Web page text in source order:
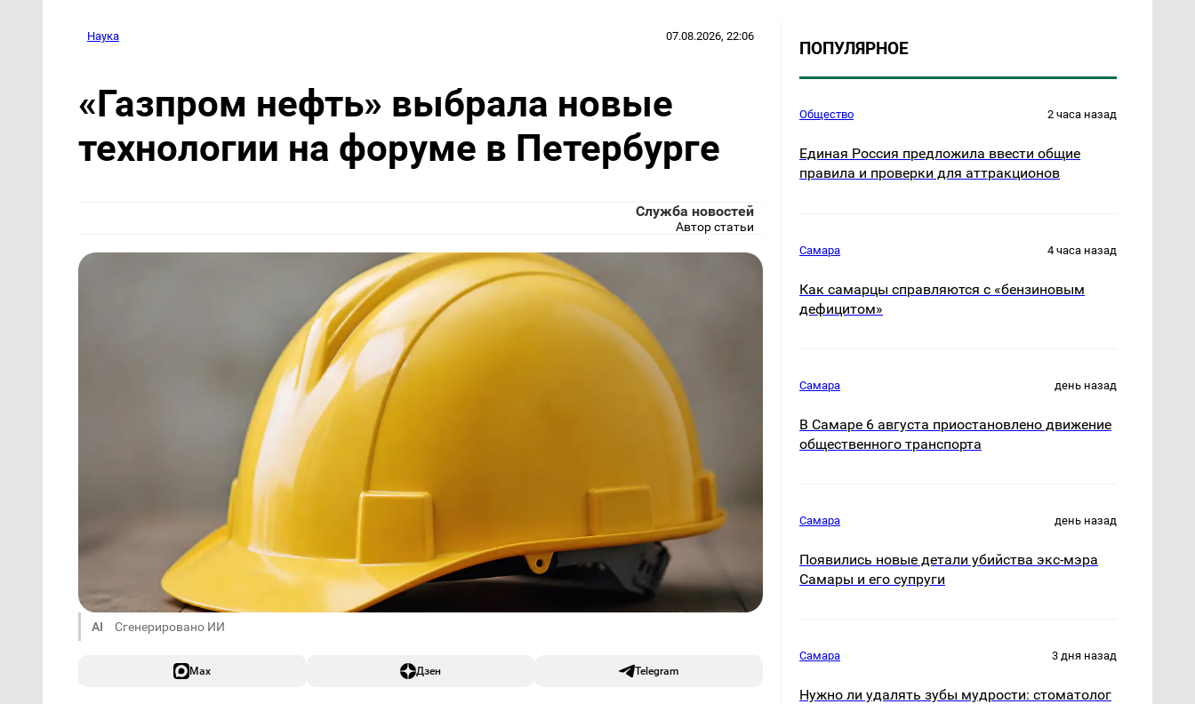
Наука 07.08.2026, 22:06
«Газпром нефть» выбрала новые
технологии на форуме в Петербурге
Служба новостей
Автор статьи
AI Сгенерировано ИИ
Max Дзен Telegram
ПОПУЛЯРНОЕ
Общество 2 часа назад
Единая Россия предложила ввести общие
правила и проверки для аттракционов
Самара 4 часа назад
Как самарцы справляются с «бензиновым
дефицитом»
Самара день назад
В Самаре 6 августа приостановлено движение
общественного транспорта
Самара день назад
Появились новые детали убийства экс-мэра
Самары и его супруги
Самара 3 дня назад
Нужно ли удалять зубы мудрости: стоматолог